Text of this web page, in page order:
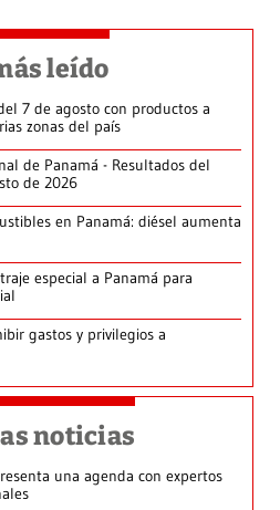
leído
7 de agosto con productos a
zonas del país
de Panamá - Resultados del
de 2026
en Panamá: diésel aumenta
especial a Panamá para
gastos y privilegios a
noticias
una agenda con expertos